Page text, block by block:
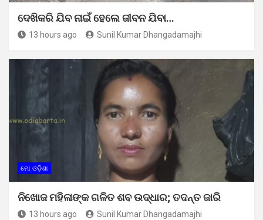
ଦେଖିକରି ଯିବ ନାଇଁ ହେଲେ ଜୀବନ ଯିବା…
13 hours ago Sunil Kumar Dhangadamajhi
ମୋ ଓଡ଼ିଶା
ନିଖୋଜ ମହିଳାଙ୍କ ଗଳିତ ଶବ ଉଦ୍ଧାର; ତଦନ୍ତ ଜାରି
13 hours ago Sunil Kumar Dhangadamajhi